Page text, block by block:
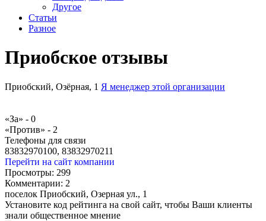
Другое
Статьи
Разное
Приобское отзывы
Приобский, Озёрная, 1 Я менеджер этой организации
«За» - 0
«Против» - 2
Телефоны для связи
83832970100, 83832970211
Перейти на сайт компании
Просмотры: 299
Комментарии: 2
поселок Приобский, Озерная ул., 1
Установите код рейтинга на свой сайт, чтобы Ваши клиенты
знали общественное мнение